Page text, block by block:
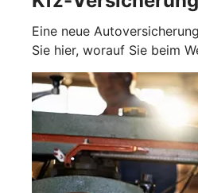
Eine neue
Sie hier, worauf Sie beim